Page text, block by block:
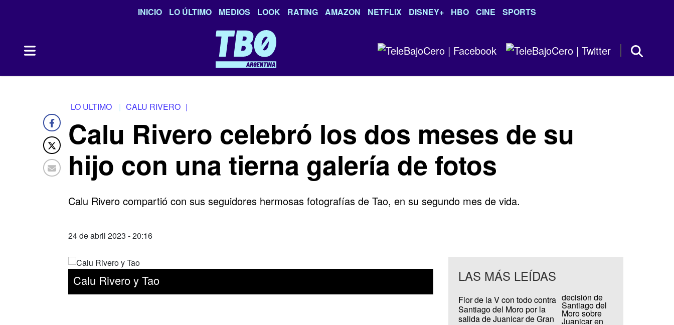
INICIO LO ÚLTIMO MEDIOS LOOK RATING AMAZON NETFLIX DISNEY+ HBO CINE SPORTS
LO ULTIMO CALU RIVERO |
Calu Rivero celebró los dos meses de su
hijo con una tierna galería de fotos
Calu Rivero compartió con sus seguidores hermosas fotografías de Tao, en su segundo mes de vida.
24 de abril 2023 - 20:16
Calu Rivero y Tao LAS MÁS LEÍDAS
Flor de la V con todo contra
Santiago del Moro por la
salida de Juanicar de Gran